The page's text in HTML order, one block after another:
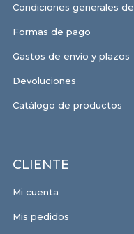
Condiciones generales
Formas de pago
Gastos de envío y plazos
Devoluciones
Catálogo de productos
CLIENTE
Mi cuenta
Mis pedidos